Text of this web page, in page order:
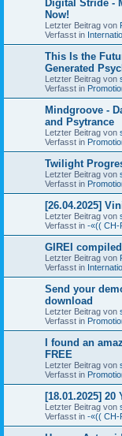
Digital Stride -
Now!
Letzter Beitrag von
Verfasst in
This Is the
Generated
Letzter Beitrag von
Verfasst in
Mindgroove -
and Psytrance
Letzter Beitrag von
Verfasst in
Twilight
Letzter Beitrag von
Verfasst in
[26.04.2025]
Letzter Beitrag von
Verfasst in -«(( CH-
GIREI
Letzter Beitrag von
Verfasst in
Send your
download
Letzter Beitrag von
Verfasst in
I found an
FREE
Letzter Beitrag von
Verfasst in
[18.01.2025]
Letzter Beitrag von
Verfasst in -«(( CH-